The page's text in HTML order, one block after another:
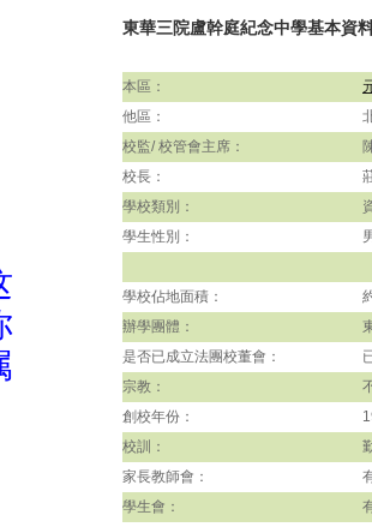
東華三院盧幹庭紀念中學基本資
本區：
他區：
校監/ 校管會主席：
校長：
學校類別：
學生性別：
學校佔地面積：
辦學團體：
是否已成立法團校董會：
宗教：
創校年份：
校訓：
家長教師會：
學生會：